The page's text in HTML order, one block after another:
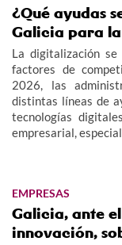
¿Qué ayudas
Galicia para
La digitalización
factores de
2026, las
distintas líneas de
tecnologías
empresarial,
EMPRESAS
Galicia, ante
innovación,